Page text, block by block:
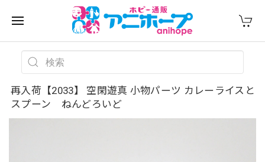
再入荷【2033】 空閑遊真 小物パーツ カレーライスと
スプーン ねんどろいど